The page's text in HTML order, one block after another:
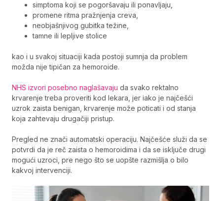
simptoma koji se pogoršavaju ili ponavljaju,
promene ritma pražnjenja creva,
neobjašnjivog gubitka težine,
tamne ili lepljive stolice
kao i u svakoj situaciji kada postoji sumnja da problem
možda nije tipičan za hemoroide.
NHS izvori posebno naglašavaju da svako rektalno
krvarenje treba proveriti kod lekara, jer iako je najčešći
uzrok zaista benigan, krvarenje može poticati i od stanja
koja zahtevaju drugačiji pristup.
Pregled ne znači automatski operaciju. Najčešće služi da se
potvrdi da je reč zaista o hemoroidima i da se isključe drugi
mogući uzroci, pre nego što se uopšte razmišlja o bilo
kakvoj intervenciji.